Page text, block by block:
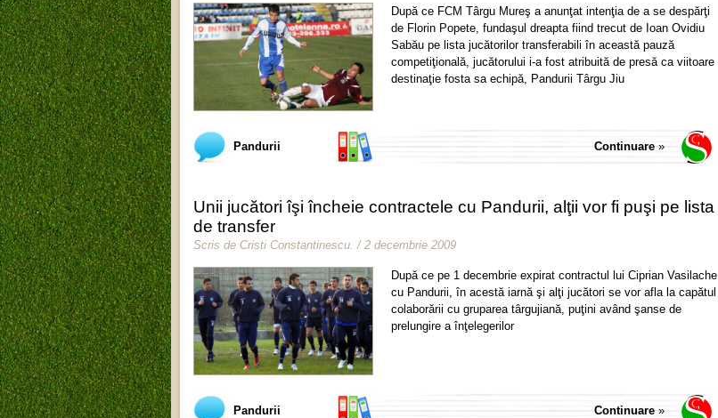
După ce FCM Târgu Mureş a anunţat intenţia de a se despărţi
de Florin Popete, fundaşul dreapta fiind trecut de Ioan Ovidiu
Sabău pe lista jucătorilor transferabili în această pauză
competiţională, jucătorului i-a fost atribuită de presă ca viitoare
destinaţie fosta sa echipă, Pandurii Târgu Jiu
Pandurii Continuare »
Unii jucători îşi încheie contractele cu Pandurii, alţii vor fi puşi pe lista
de transfer
Scris de Cristi Constantinescu / 2 decembrie 2009
După ce pe 1 decembrie expirat contractul lui Ciprian Vasilache
cu Pandurii, în acestă iarnă şi alţi jucători se vor afla la capătul
colaborării cu gruparea târgujiană, puţini având şanse de
prelungire a înţelegerilor
Pandurii Continuare »